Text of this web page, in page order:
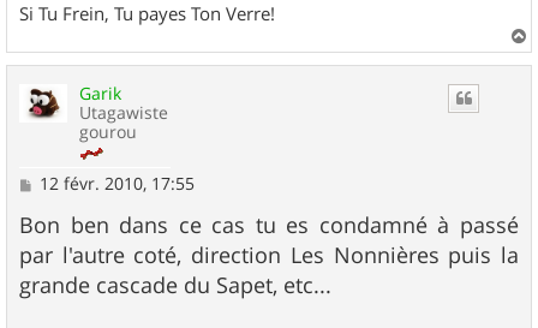
Si Tu Frein, Tu payes Ton Verre!
a
Garik
Utagawiste
gourou
M
s
s
a
g
e
12 févr. 2010, 17:55
Bon ben dans ce cas tu es condamné à passé
par l'autre coté, direction Les Nonnières puis la
grande cascade du Sapet, etc...